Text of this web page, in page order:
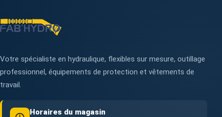
Votre spécialiste en hydraulique, flexibles sur mesure, outillage
professionnel, équipements de protection et vêtements de
travail.
Horaires du magasin